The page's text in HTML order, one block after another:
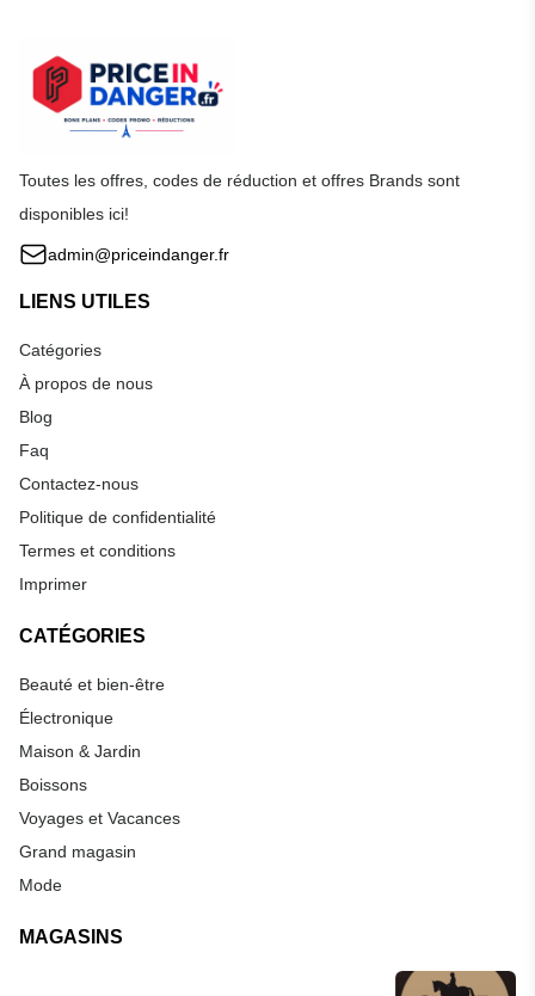
Toutes les offres, codes de réduction et offres Brands sont
disponibles ici!
admin@priceindanger.fr
LIENS UTILES
Catégories
À propos de nous
Blog
Faq
Contactez-nous
Politique de confidentialité
Termes et conditions
Imprimer
CATÉGORIES
Beauté et bien-être
Électronique
Maison & Jardin
Boissons
Voyages et Vacances
Grand magasin
Mode
MAGASINS